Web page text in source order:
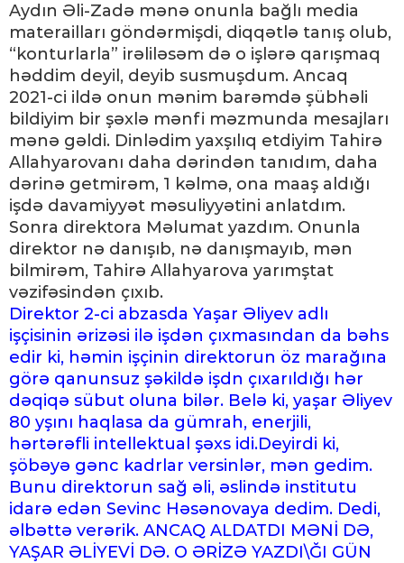
Aydın Əli-Zadə mənə onunla bağlı media
materailları göndərmişdi, diqqətlə tanış olub,
“konturlarla” irəliləsəm də o işlərə qarışmaq
həddim deyil, deyib susmuşdum. Ancaq
2021-ci ildə onun mənim barəmdə şübhəli
bildiyim bir şəxlə mənfi məzmunda mesajları
mənə gəldi. Dinlədim yaxşılıq etdiyim Tahirə
Allahyarovanı daha dərindən tanıdım, daha
dərinə getmirəm, 1 kəlmə, ona maaş aldığı
işdə davamiyyət məsuliyyətini anlatdım.
Sonra direktora Məlumat yazdım. Onunla
direktor nə danışıb, nə danışmayıb, mən
bilmirəm, Tahirə Allahyarova yarımştat
vəzifəsindən çıxıb.
Direktor 2-ci abzasda Yaşar Əliyev adlı
işçisinin ərizəsi ilə işdən çıxmasından da bəhs
edir ki, həmin işçinin direktorun öz marağına
görə qanunsuz şəkildə işdn çıxarıldığı hər
dəqiqə sübut oluna bilər. Belə ki, yaşar Əliyev
80 yşını haqlasa da gümrah, enerjili,
hərtərəfli intellektual şəxs idi.Deyirdi ki,
şöbəyə gənc kadrlar versinlər, mən gedim.
Bunu direktorun sağ əli, əslində institutu
idarə edən Sevinc Həsənovaya dedim. Dedi,
əlbəttə verərik. ANCAQ ALDATDI MƏNİ DƏ,
YAŞAR ƏLİYEVİ DƏ. O ƏRİZƏ YAZDI\ĞI GÜN